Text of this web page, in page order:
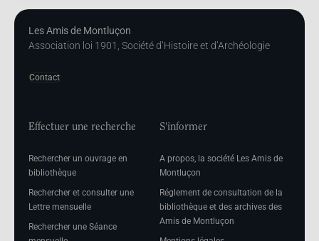
Les Amis de Montluçon
Association loi 1901, Société d’Histoire et d’Archéologie
Contact
Effectuer une recherche
Rechercher un ouvrage en
bibliothèque
Rechercher et consulter une
Lettre mensuelle
Rechercher une Séance
S'informer
A propos, la société Les Amis de
Montluçon
Réglement de consultation de la
bibliothèque et des archives des
Amis de Montluçon